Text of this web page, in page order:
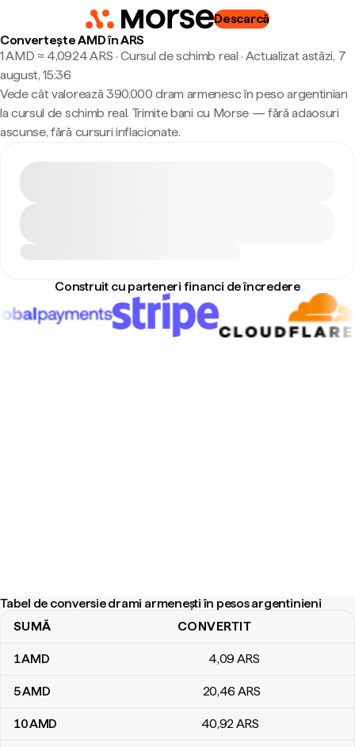
Descarcă
Convertește AMD în ARS
1 AMD ≈ 4,0924 ARS · Cursul de schimb real · Actualizat astăzi, 7
august, 15:36
Vede cât valorează 390.000 dram armenesc în peso argentinian
la cursul de schimb real. Trimite bani cu Morse — fără adaosuri
ascunse, fără cursuri inflacionate.
Construit cu parteneri financi de încredere
Tabel de conversie drami armenești în pesos argentinieni
Tabel de conversie drami armenești în pesos argentinieni
SUMĂ CONVERTIT
1AMD 4,09 ARS
5AMD 20,46 ARS
10AMD 40,92ARS